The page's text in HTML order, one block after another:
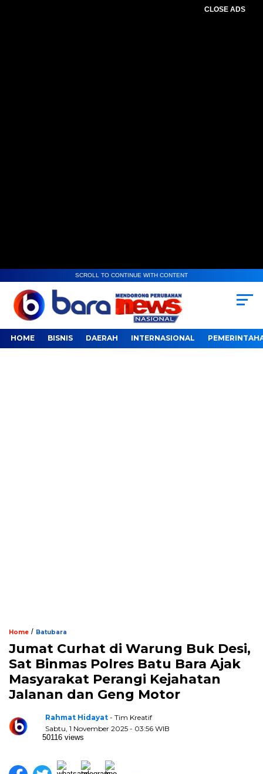
CLOSE ADS
SCROLL TO CONTINUE WITH CONTENT
HOME BISNIS DAERAH INTERNASIONAL
Home / Batubara
Jumat Curhat di Warung Buk Desi,
Sat Binmas Polres Batu Bara Ajak
Masyarakat Perangi Kejahatan
Jalanan dan Geng Motor
Rahmat Hidayat - Tim Kreatif
Sabtu, 1 November 2025 - 03:56 WIB
50116 views